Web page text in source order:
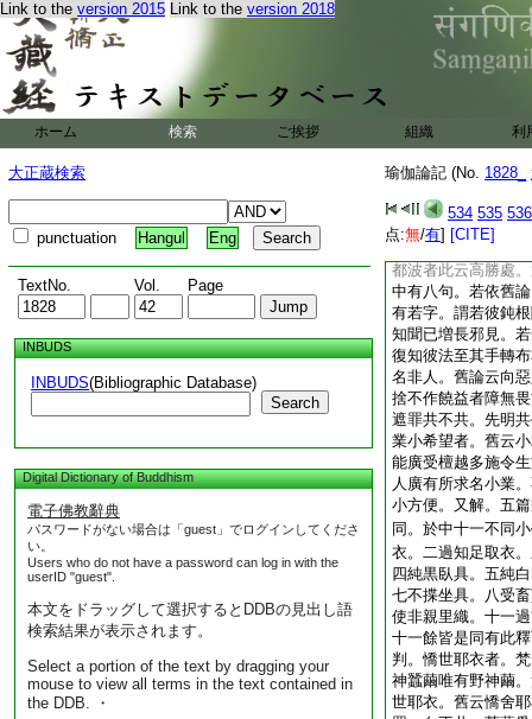
Link to the version 2015 Link to the version 2018
ホーム 検索 ご挨拶 組織 利
大正蔵検索
punctuation Hangul Eng
TextNo. Vol. Page
INBUDS
INBUDS(Bibliographic Database)
Search
Digital Dictionary of Buddhism
電子佛教辭典
パスワードがない場合は「guest」でログインしてくださ
い。
Users who do not have a password can log in with the
userID "guest".
本文をドラッグして選択するとDDBの見出し語
検索結果が表示されます。
Select a portion of the text by dragging your
mouse to view all terms in the text contained in
the DDB. ・
瑜伽論記 (No. 1828_
534 535 536
点:無/有] [CITE]
迎生談論。測云。
總説喜無記心。心
念。非隨煩惱故非
病等十句。言或有
不受障他布施。第
障他施。生色可染
故。銀名可染。以
迷亂者。謂彼不欲
捨隨受者。謂施主
即受。施主由是定
都波者此云高勝處
中有八句。若依舊
有若字。謂若彼鈍
知聞已増長邪見。
復知彼法至其手轉
名非人。舊論云向
捨不作饒益者障無
遮罪共不共。先明
業小希望者。舊云
能廣受檀越多施令
人廣有所求名小業
小方便。又解。五
同。於中十一不同
衣。二過知足取衣
四純黒臥具。五純
七不揲坐具。八受
使非親里織。十一
十一餘皆是同有此
判。憍世耶衣者。
神蠶繭唯有野神繭
世耶衣。舊云憍舍